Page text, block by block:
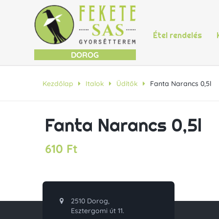
DOROG
Étel rendelés
Kezdőlap Italok Üdítők Fanta Narancs 0,5l
Fanta Narancs 0,5l
610 Ft
2510 Dorog,
Esztergomi út 11.